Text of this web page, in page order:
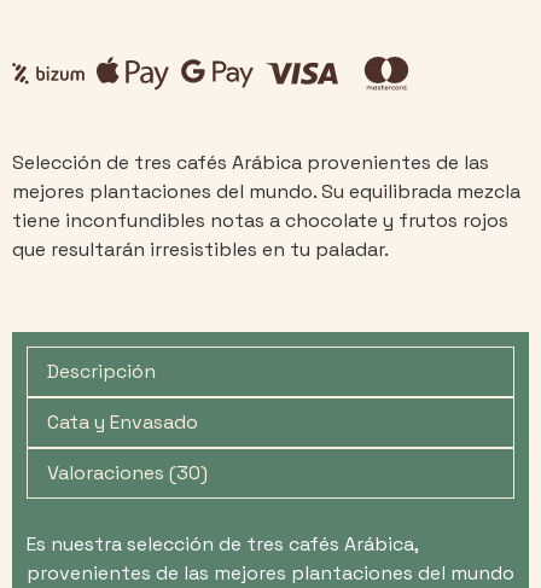
Selección de tres cafés Arábica provenientes de las
mejores plantaciones del mundo. Su equilibrada mezcla
tiene inconfundibles notas a chocolate y frutos rojos
que resultarán irresistibles en tu paladar.
Descripción
Cata y Envasado
Valoraciones (30)
Es nuestra selección de tres cafés Arábica,
provenientes de las mejores plantaciones del mundo